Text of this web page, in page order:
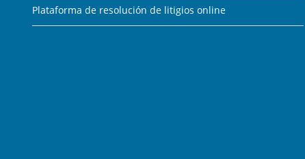
Plataforma de resolución de litigios online